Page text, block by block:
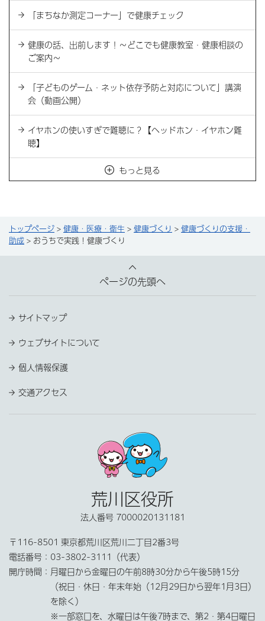
「まちなか測定コーナー」で健康チェック
健康の話、出前します！～どこでも健康教室・健康相談の
ご案内～
「子どものゲーム・ネット依存予防と対応について」講演
会（動画公開）
イヤホンの使いすぎで難聴に？【ヘッドホン・イヤホン難
聴】
もっと見る
トップページ > 健康・医療・衛生 > 健康づくり > 健康づくりの支援・
助成 > おうちで実践！健康づくり
ページの先頭へ
サイトマップ
ウェブサイトについて
個人情報保護
交通アクセス
荒川区役所
法人番号 7000020131181
〒116-8501 東京都荒川区荒川二丁目2番3号
電話番号： 03-3802-3111（代表）
開庁時間： 月曜日から金曜日の午前8時30分から午後5時15分
（祝日・休日・年末年始（12月29日から翌年1月3日）
を除く）
※一部窓口を、水曜日は午後7時まで、第2・第4日曜日